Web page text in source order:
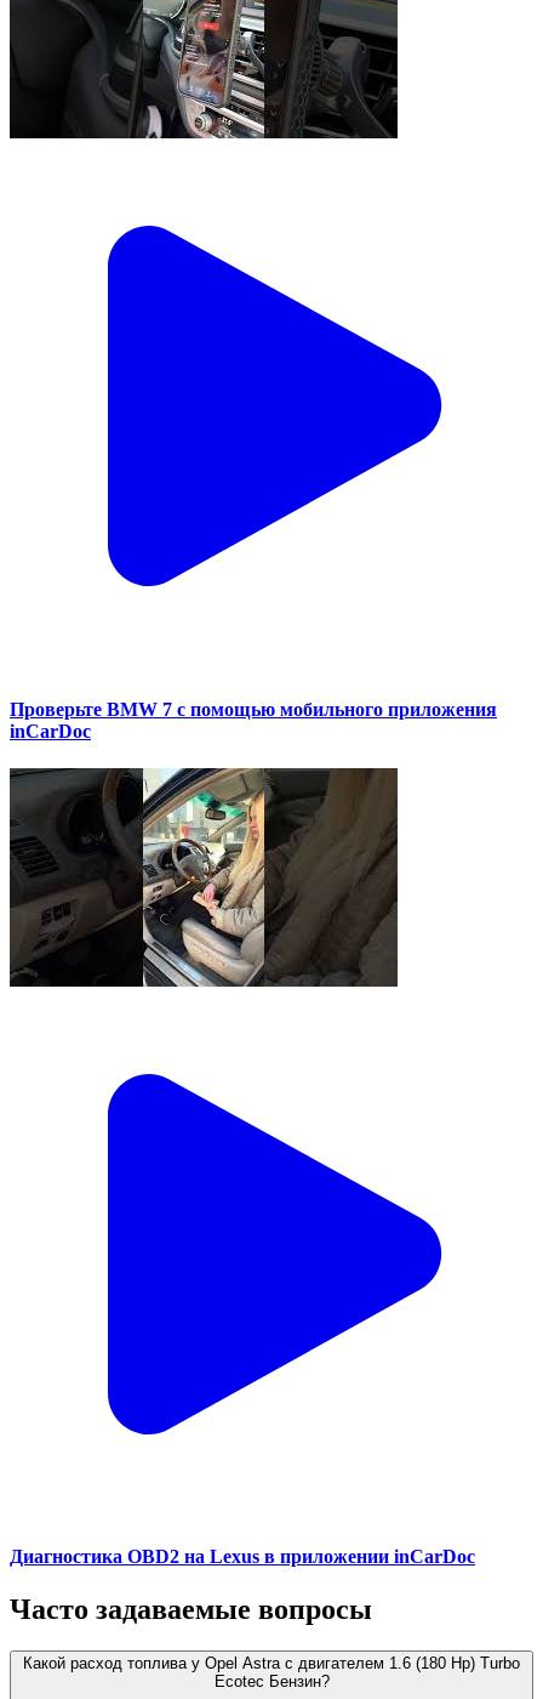
Проверьте BMW 7 с помощью мобильного приложения
inCarDoc
Диагностика OBD2 на Lexus в приложении inCarDoc
Часто задаваемые вопросы
Какой расход топлива у Opel Astra с двигателем 1.6 (180 Hp) Turbo
Ecotec Бензин?